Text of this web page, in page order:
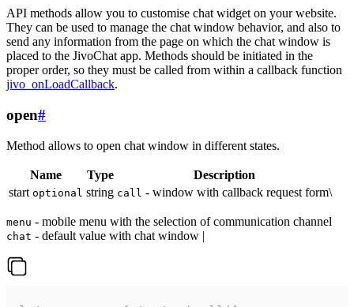
API methods allow you to customise chat widget on your website.
They can be used to manage the chat window behavior, and also to
send any information from the page on which the chat window is
placed to the JivoChat app. Methods should be initiated in the
proper order, so they must be called from within a callback function
jivo_onLoadCallback.
open#
Method allows to open chat window in different states.
Name Type
Description
start optional string call - window with callback request form\
menu - mobile menu with the selection of communication channel
chat - default value with chat window |